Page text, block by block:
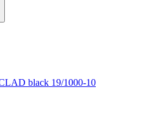
black 19/1000-10